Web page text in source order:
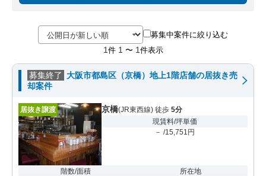
募集中案件に絞り込む
1 件 1 〜 1 件表示
募集終了
大阪市都島区（京橋）地上1階店舗の居抜き売
却案件
居抜き譲渡 京橋(JR東西線) 徒歩 5分
現賃料/坪単価
－ /15,751円
階数/面積
所在地